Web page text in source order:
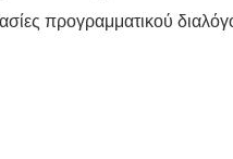
προγραμματικού